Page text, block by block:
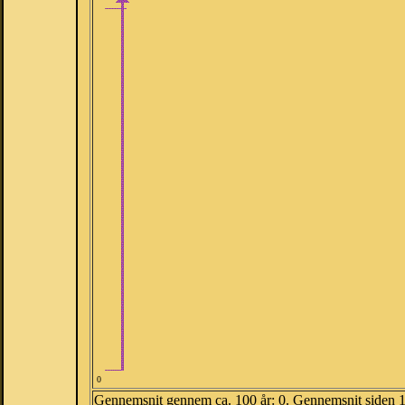
0
Gennemsnit gennem ca. 100 år: 0. Gennemsnit siden